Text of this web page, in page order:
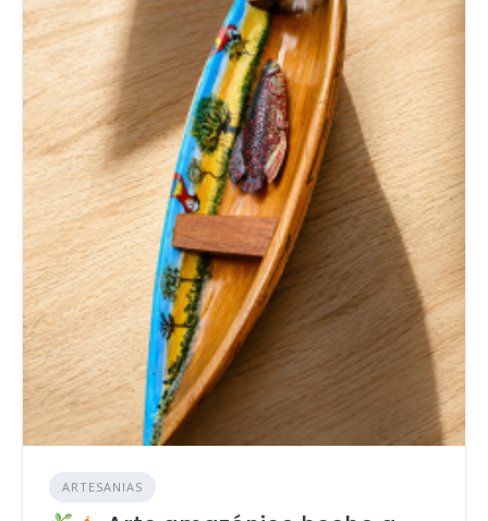
ARTESANIAS